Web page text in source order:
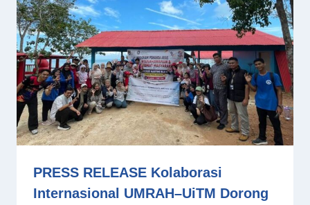
PRESS RELEASE Kolaborasi
Internasional UMRAH–UiTM Dorong